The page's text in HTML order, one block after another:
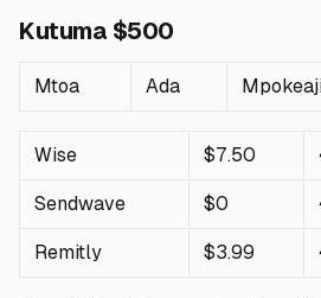
Kutuma $500
Mtoa Ada
Wise $7.50
Sendwave $0
Remitly $3.99